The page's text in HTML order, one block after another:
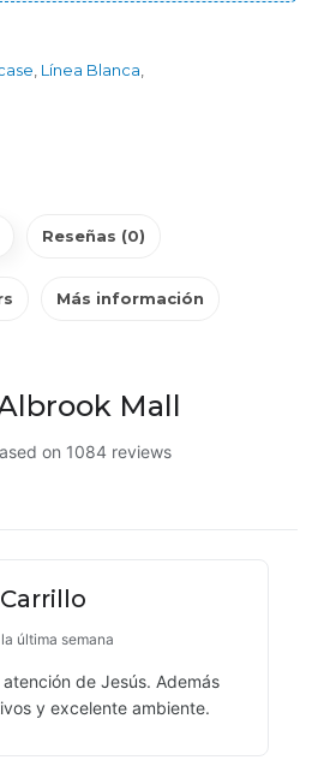
Línea Blanca
Reseñas (0)
Más información
Mall
on 1084 reviews
última semana
de Jesús. Además
y excelente ambiente.